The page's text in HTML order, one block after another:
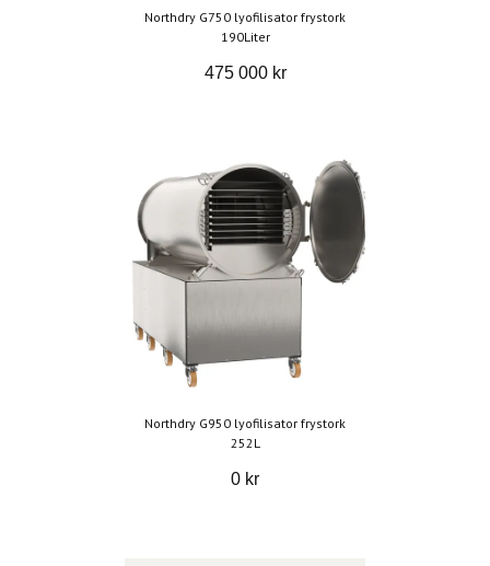
Northdry G750 lyofilisator frystork
190Liter
475 000 kr
Northdry G950 lyofilisator frystork
252L
0 kr